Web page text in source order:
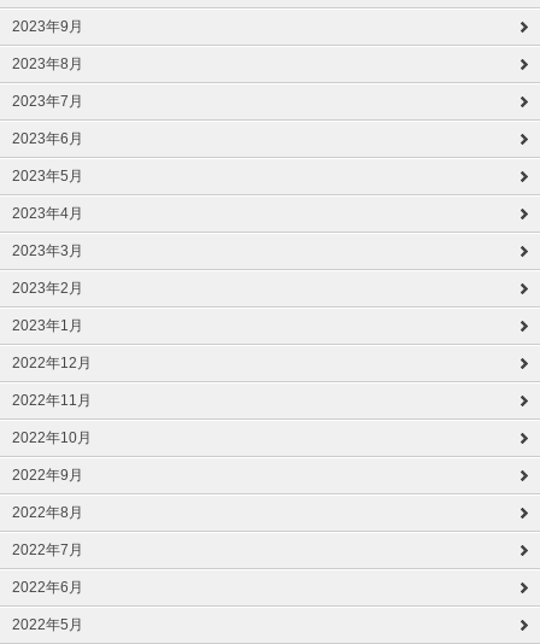
2023年9月
2023年8月
2023年7月
2023年6月
2023年5月
2023年4月
2023年3月
2023年2月
2023年1月
2022年12月
2022年11月
2022年10月
2022年9月
2022年8月
2022年7月
2022年6月
2022年5月